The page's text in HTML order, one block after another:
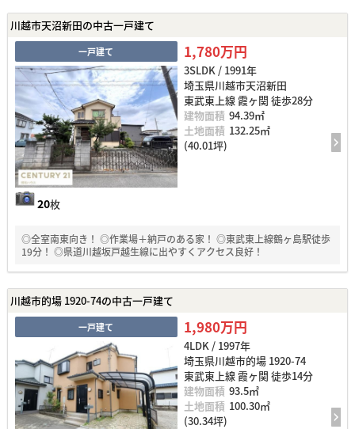
川越市天沼新田の中古一戸建て
一戸建て
20枚
1,780万円
3SLDK / 1991年
埼玉県川越市天沼新田
東武東上線 霞ヶ関 徒歩28分
建物面積 94.39㎡
土地面積 132.25㎡
(40.01坪)
◎全室南東向き！ ◎作業場＋納戸のある家！ ◎東武東上線鶴ヶ島駅徒歩
19分！ ◎県道川越坂戸越生線に出やすくアクセス良好！
川越市的場 1920-74の中古一戸建て
一戸建て 1,980万円
4LDK / 1997年
埼玉県川越市的場 1920-74
東武東上線 霞ヶ関 徒歩14分
建物面積 93.5㎡
土地面積 100.30㎡
(30.34坪)